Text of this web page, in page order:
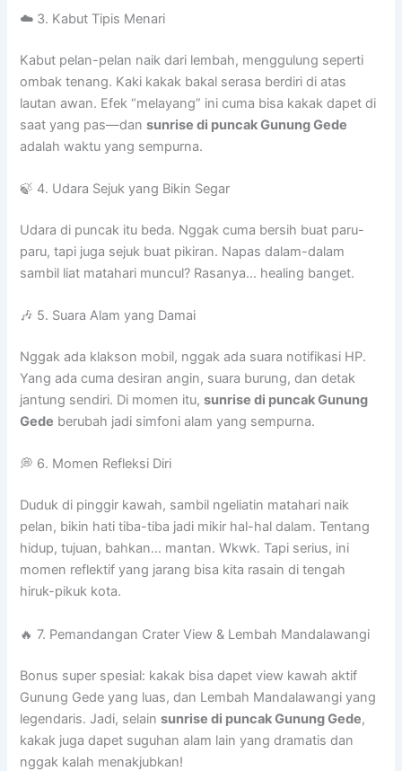
☁️ 3. Kabut Tipis Menari
Kabut pelan-pelan naik dari lembah, menggulung seperti
ombak tenang. Kaki kakak bakal serasa berdiri di atas
lautan awan. Efek “melayang” ini cuma bisa kakak dapet di
saat yang pas—dansunrise di puncak Gunung Gede
adalah waktu yang sempurna.
🍃 4. Udara Sejuk yang Bikin Segar
Udara di puncak itu beda. Nggak cuma bersih buat paru-
paru, tapi juga sejuk buat pikiran. Napas dalam-dalam
sambil liat matahari muncul? Rasanya… healing banget.
🎶 5. Suara Alam yang Damai
Nggak ada klakson mobil, nggak ada suara notifikasi HP.
Yang ada cuma desiran angin, suara burung, dan detak
jantung sendiri. Di momen itu,sunrise di puncak Gunung
Gede berubah jadi simfoni alam yang sempurna.
💭 6. Momen Refleksi Diri
Duduk di pinggir kawah, sambil ngeliatin matahari naik
pelan, bikin hati tiba-tiba jadi mikir hal-hal dalam. Tentang
hidup, tujuan, bahkan… mantan. Wkwk. Tapi serius, ini
momen reflektif yang jarang bisa kita rasain di tengah
hiruk-pikuk kota.
🔥 7. Pemandangan Crater View & Lembah Mandalawangi
Bonus super spesial: kakak bisa dapet view kawah aktif
Gunung Gede yang luas, dan Lembah Mandalawangi yang
legendaris. Jadi, selainsunrise di puncak Gunung Gede,
kakak juga dapet suguhan alam lain yang dramatis dan
nggak kalah menakjubkan!